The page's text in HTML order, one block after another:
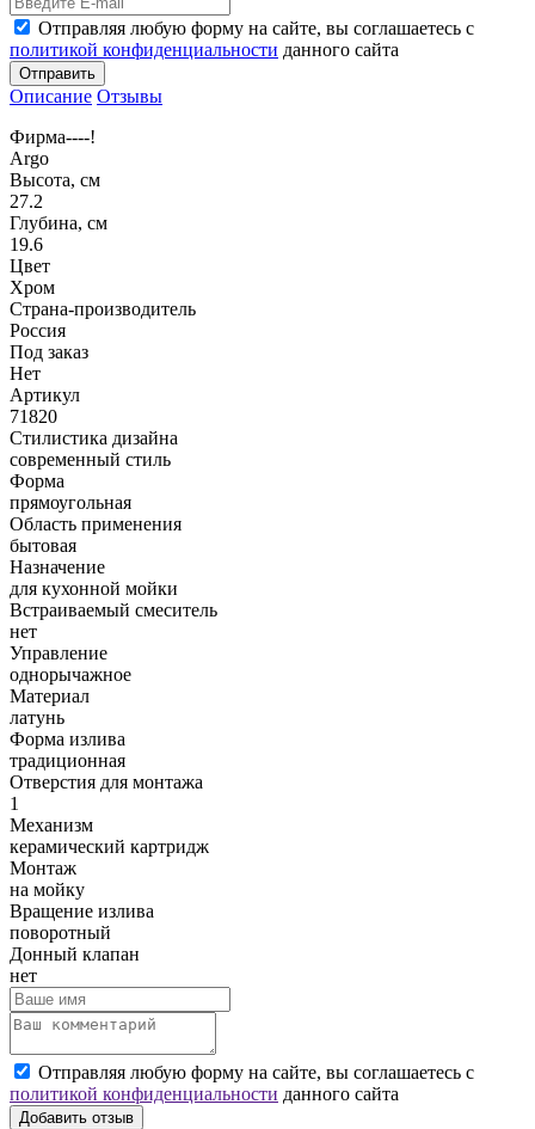
Отправляя любую форму на сайте, вы соглашаетесь с
политикой конфиденциальности данного сайта
Отправить
Описание Отзывы
Фирма----!
Argo
Высота, см
27.2
Глубина, см
19.6
Цвет
Хром
Страна-производитель
Россия
Под заказ
Нет
Артикул
71820
Стилистика дизайна
современный стиль
Форма
прямоугольная
Область применения
бытовая
Назначение
для кухонной мойки
Встраиваемый смеситель
нет
Управление
однорычажное
Материал
латунь
Форма излива
традиционная
Отверстия для монтажа
1
Механизм
керамический картридж
Монтаж
на мойку
Вращение излива
поворотный
Донный клапан
нет
Отправляя любую форму на сайте, вы соглашаетесь с
политикой конфиденциальности данного сайта
Добавить отзыв